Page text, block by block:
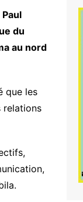
du
au nord
que les
relations